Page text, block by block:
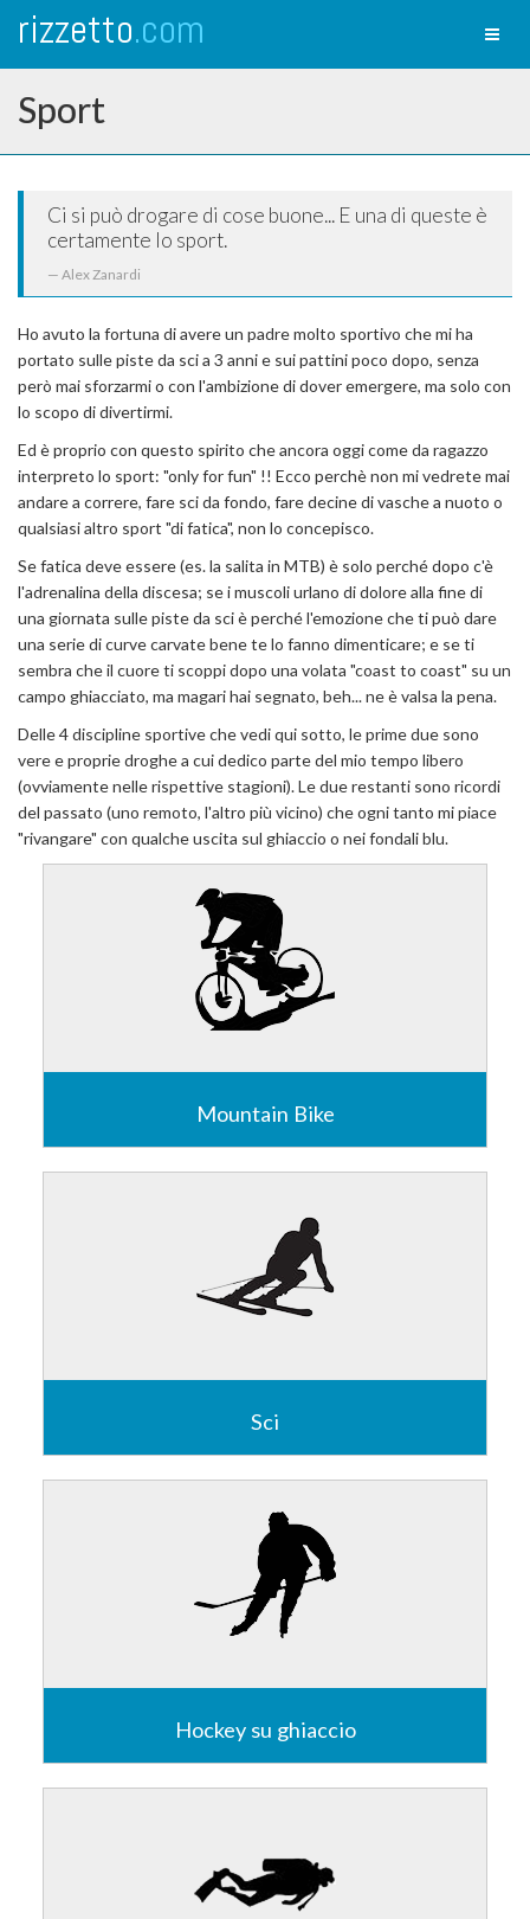
rizzetto.com
Sport
Ci si può drogare di cose buone... E una di queste è
certamente lo sport.
Alex Zanardi
Ho avuto la fortuna di avere un padre molto sportivo che mi ha
portato sulle piste da sci a 3 anni e sui pattini poco dopo, senza
però mai sforzarmi o con l'ambizione di dover emergere, ma solo con
lo scopo di divertirmi.
Ed è proprio con questo spirito che ancora oggi come da ragazzo
interpreto lo sport: "only for fun" !! Ecco perchè non mi vedrete mai
andare a correre, fare sci da fondo, fare decine di vasche a nuoto o
qualsiasi altro sport "di fatica", non lo concepisco.
Se fatica deve essere (es. la salita in MTB) è solo perché dopo c'è
l'adrenalina della discesa; se i muscoli urlano di dolore alla fine di
una giornata sulle piste da sci è perché l'emozione che ti può dare
una serie di curve carvate bene te lo fanno dimenticare; e se ti
sembra che il cuore ti scoppi dopo una volata "coast to coast" su un
campo ghiacciato, ma magari hai segnato, beh... ne è valsa la pena.
Delle 4 discipline sportive che vedi qui sotto, le prime due sono
vere e proprie droghe a cui dedico parte del mio tempo libero
(ovviamente nelle rispettive stagioni). Le due restanti sono ricordi
del passato (uno remoto, l'altro più vicino) che ogni tanto mi piace
"rivangare" con qualche uscita sul ghiaccio o nei fondali blu.
Mountain Bike
Sci
Hockey su ghiaccio